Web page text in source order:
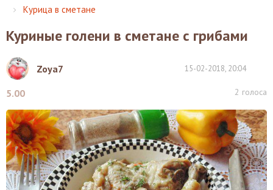
Курица в сметане
Куриные голени в сметане с грибами
Zoya7 15-02-2018, 20:04
5.00 2 голоса